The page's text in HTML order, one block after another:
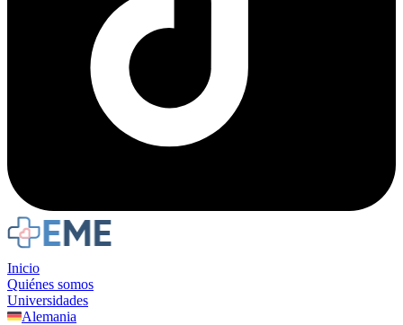
Inicio
Quiénes somos
Universidades
Alemania